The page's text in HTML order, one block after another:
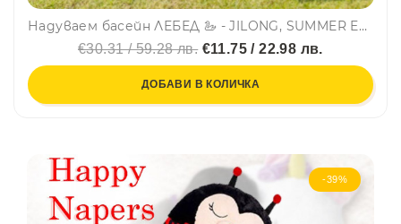
Надуваем басейн ЛЕБЕД 🦢 - JILONG, SUMMER ENJOY 57134
€30.31 / 59.28 лв.€11.75 / 22.98 лв.
ДОБАВИ В КОЛИЧКА
-39%